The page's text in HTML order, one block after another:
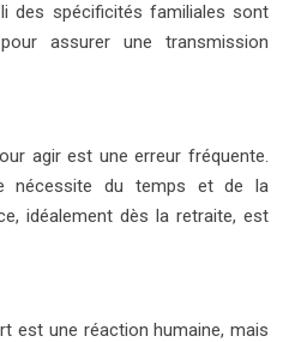
des spécificités familiales sont
assurer une transmission
agir est une erreur fréquente.
nécessite du temps et de la
idéalement dès la retraite, est
est une réaction humaine, mais